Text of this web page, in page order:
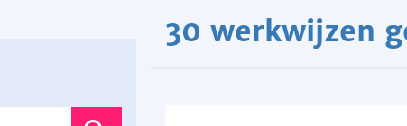
30 werkwijzen